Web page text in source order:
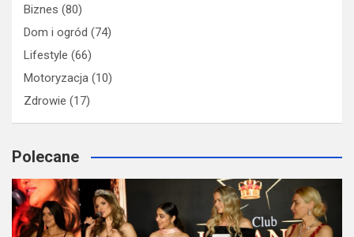
Biznes (80)
Dom i ogród (74)
Lifestyle (66)
Motoryzacja (10)
Zdrowie (17)
Polecane